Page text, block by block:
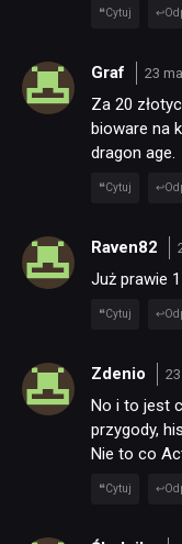
Cytuj
Graf 23
Za 20
bioware na
dragon age.
Cytuj
Raven82
Już prawie
Cytuj
Zdenio
No i to jest
przygody,
Nie to co
Cytuj